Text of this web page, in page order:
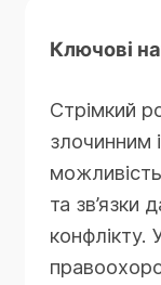
Ключові
Стрімкий
злочинним
та зв’язки
конфлікту.